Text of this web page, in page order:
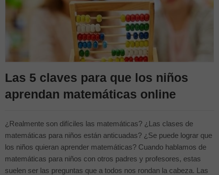
Las 5 claves para que los niños
aprendan matemáticas online
¿Realmente son difíciles las matemáticas? ¿Las clases de
matemáticas para niños están anticuadas? ¿Se puede lograr que
los niños quieran aprender matemáticas? Cuando hablamos de
matemáticas para niños con otros padres y profesores, estas
suelen ser las preguntas que a todos nos rondan la cabeza. Las